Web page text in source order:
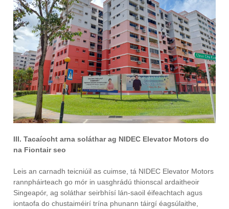
III. Tacaíocht arna soláthar ag NIDEC Elevator Motors do
na Fiontair seo
Leis an carnadh teicniúil as cuimse, tá NIDEC Elevator Motors
rannpháirteach go mór in uasghrádú thionscal ardaitheoir
Singeapór, ag soláthar seirbhísí lán-saoil éifeachtach agus
iontaofa do chustaiméirí trína phunann táirgí éagsúlaithe,